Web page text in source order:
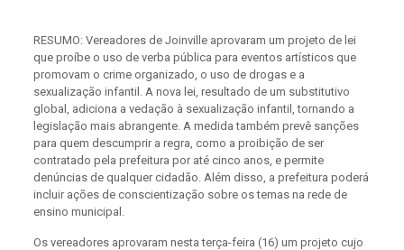
RESUMO: Vereadores de Joinville aprovaram um projeto de lei
que proíbe o uso de verba pública para eventos artísticos que
promovam o crime organizado, o uso de drogas e a
sexualização infantil. A nova lei, resultado de um substitutivo
global, adiciona a vedação à sexualização infantil, tornando a
legislação mais abrangente. A medida também prevê sanções
para quem descumprir a regra, como a proibição de ser
contratado pela prefeitura por até cinco anos, e permite
denúncias de qualquer cidadão. Além disso, a prefeitura poderá
incluir ações de conscientização sobre os temas na rede de
ensino municipal.
Os vereadores aprovaram nesta terça-feira (16) um projeto cujo